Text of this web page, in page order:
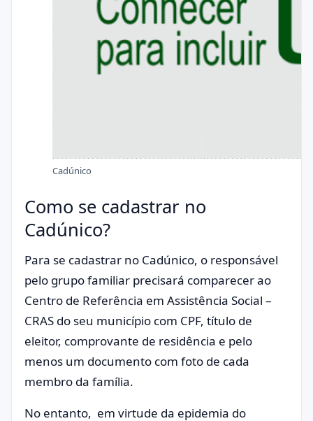
Cadúnico
Como se cadastrar no
Cadúnico?
Para se cadastrar no Cadúnico, o responsável
pelo grupo familiar precisará comparecer ao
Centro de Referência em Assistência Social –
CRAS do seu município com CPF, título de
eleitor, comprovante de residência e pelo
menos um documento com foto de cada
membro da família.
No entanto, em virtude da epidemia do